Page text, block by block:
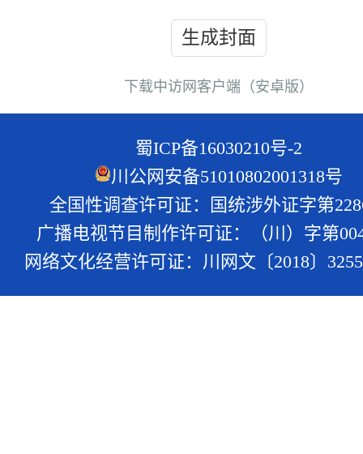
生成封面
下载中访网客户端（安卓版）
蜀ICP备16030210号-2
川公网安备51010802001318号
全国性调查许可证：国统涉外证字第
广播电视节目制作许可证：（川）字第
网络文化经营许可证：川网文〔2018〕